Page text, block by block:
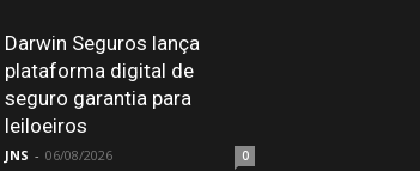
Darwin Seguros lança
plataforma digital de
seguro garantia para
leiloeiros
JNS - 06/08/2026 0